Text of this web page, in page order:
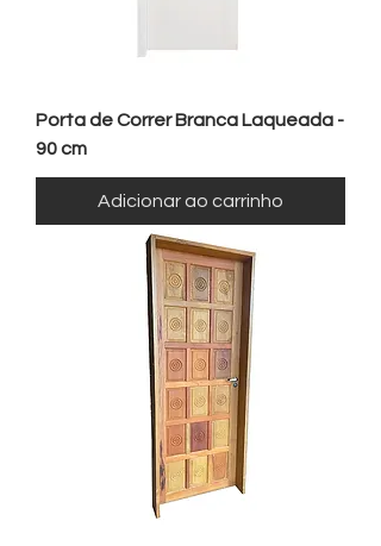
Porta de Correr Branca Laqueada -
90 cm
Adicionar ao carrinho